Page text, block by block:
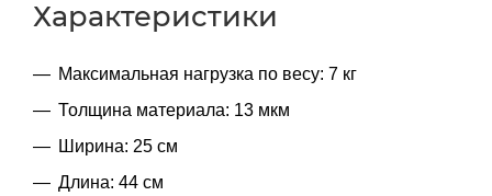
Характеристики
Максимальная нагрузка по весу: 7 кг
Толщина материала: 13 мкм
Ширина: 25 см
Длина: 44 см